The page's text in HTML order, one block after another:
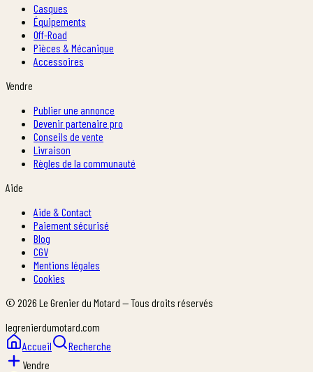
Casques
Équipements
Off-Road
Pièces & Mécanique
Accessoires
Vendre
Publier une annonce
Devenir partenaire pro
Conseils de vente
Livraison
Règles de la communauté
Aide
Aide & Contact
Paiement sécurisé
Blog
CGV
Mentions légales
Cookies
© 2026 Le Grenier du Motard — Tous droits réservés
legrenierdumotard.com
Accueil
Recherche
Vendre